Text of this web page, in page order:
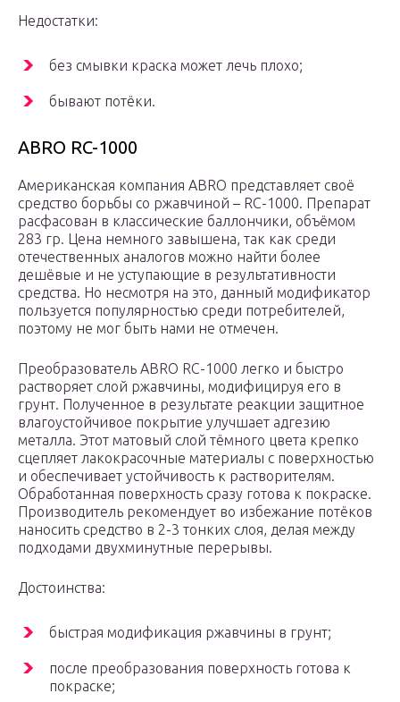
Недостатки:
без смывки краска может лечь плохо;
бывают потёки.
ABRO RC-1000
Американская компания ABRO представляет своё
средство борьбы со ржавчиной – RC-1000. Препарат
расфасован в классические баллончики, объёмом
283 гр. Цена немного завышена, так как среди
отечественных аналогов можно найти более
дешёвые и не уступающие в результативности
средства. Но несмотря на это, данный модификатор
пользуется популярностью среди потребителей,
поэтому не мог быть нами не отмечен.
Преобразователь ABRO RC-1000 легко и быстро
растворяет слой ржавчины, модифицируя его в
грунт. Полученное в результате реакции защитное
влагоустойчивое покрытие улучшает адгезию
металла. Этот матовый слой тёмного цвета крепко
сцепляет лакокрасочные материалы с поверхностью
и обеспечивает устойчивость к растворителям.
Обработанная поверхность сразу готова к покраске.
Производитель рекомендует во избежание потёков
наносить средство в 2-3 тонких слоя, делая между
подходами двухминутные перерывы.
Достоинства:
быстрая модификация ржавчины в грунт;
после преобразования поверхность готова к
покраске;